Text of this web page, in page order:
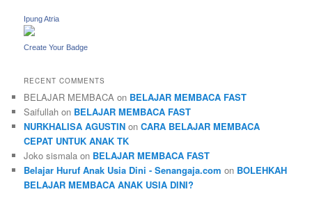
Ipung Atria
Create Your Badge
RECENT COMMENTS
BELAJAR MEMBACA on BELAJAR MEMBACA FAST
Saifullah on BELAJAR MEMBACA FAST
NURKHALISA AGUSTIN onCARA BELAJAR MEMBACA
CEPAT UNTUK ANAK TK
Joko sismala on BELAJAR MEMBACA FAST
Belajar Huruf Anak Usia Dini - Senangaja.com on BOLEHKAH
BELAJAR MEMBACA ANAK USIA DINI?